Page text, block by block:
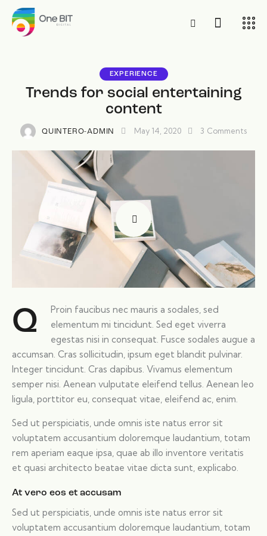
EXPERIENCE
Trends for social entertaining
content
QUINTERO-ADMIN May 14, 2020 3 Comments
Q
Proin faucibus nec mauris a sodales, sed
elementum mi tincidunt. Sed eget viverra
egestas nisi in consequat. Fusce sodales augue a
accumsan. Cras sollicitudin, ipsum eget blandit pulvinar.
Integer tincidunt. Cras dapibus. Vivamus elementum
semper nisi. Aenean vulputate eleifend tellus. Aenean leo
ligula, porttitor eu, consequat vitae, eleifend ac, enim.
Sed ut perspiciatis, unde omnis iste natus error sit
voluptatem accusantium doloremque laudantium, totam
rem aperiam eaque ipsa, quae ab illo inventore veritatis
et quasi architecto beatae vitae dicta sunt, explicabo.
At vero eos et accusam
Sed ut perspiciatis, unde omnis iste natus error sit
voluptatem accusantium doloremque laudantium, totam